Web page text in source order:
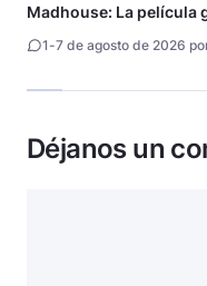
Madhouse: La película
1-7 de agosto de 2026
Déjanos un